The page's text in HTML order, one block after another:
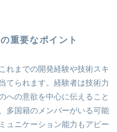
重要なポイント
れまでの開発経験や技術スキ
てられます。経験者は技術力
への意欲を中心に伝えること
多国籍のメンバーがいる可能
ュニケーション能力もアピー